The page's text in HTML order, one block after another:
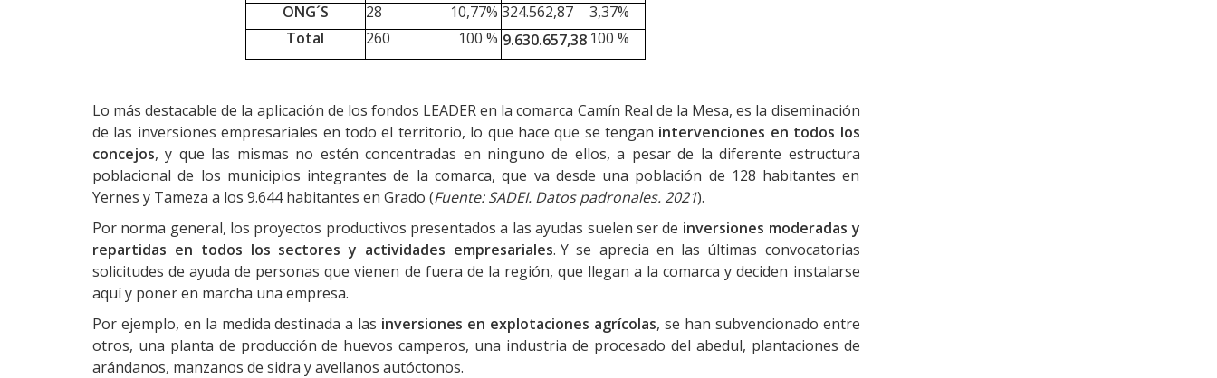
ONG´S
28 10,77% 324.562,87
3,37%
Total
260 100 % 9.630.657,38 100 %
Lo más destacable de la aplicación de los fondos LEADER en la comarca Camín Real de la Mesa, es la diseminación
de las inversiones empresariales en todo el territorio, lo que hace que se tengan intervenciones en todos los
concejos, y que las mismas no estén concentradas en ninguno de ellos, a pesar de la diferente estructura
poblacional de los municipios integrantes de la comarca, que va desde una población de 128 habitantes en
Yernes y Tameza a los 9.644 habitantes en Grado (Fuente: SADEI. Datos padronales. 2021).
Por norma general, los proyectos productivos presentados a las ayudas suelen ser de inversiones moderadas y
repartidas en todos los sectores y actividades empresariales. Y se aprecia en las últimas convocatorias
solicitudes de ayuda de personas que vienen de fuera de la región, que llegan a la comarca y deciden instalarse
aquí y poner en marcha una empresa.
Por ejemplo, en la medida destinada a las inversiones en explotaciones agrícolas, se han subvencionado entre
otros, una planta de producción de huevos camperos, una industria de procesado del abedul, plantaciones de
arándanos, manzanos de sidra yavellanos autóctonos.